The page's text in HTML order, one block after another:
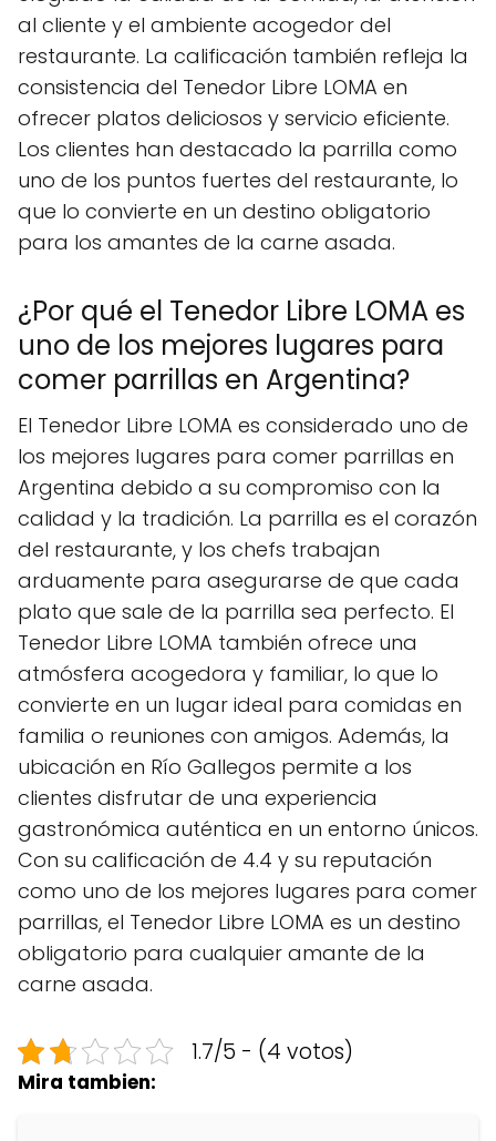
al cliente y el ambiente acogedor del
restaurante. La calificación también refleja la
consistencia del Tenedor Libre LOMA en
ofrecer platos deliciosos y servicio eficiente.
Los clientes han destacado la parrilla como
uno de los puntos fuertes del restaurante, lo
que lo convierte en un destino obligatorio
para los amantes de la carne asada.
¿Por qué el Tenedor Libre LOMA es
uno de los mejores lugares para
comer parrillas en Argentina?
El Tenedor Libre LOMA es considerado uno de
los mejores lugares para comer parrillas en
Argentina debido a su compromiso con la
calidad y la tradición. La parrilla es el corazón
del restaurante, y los chefs trabajan
arduamente para asegurarse de que cada
plato que sale de la parrilla sea perfecto. El
Tenedor Libre LOMA también ofrece una
atmósfera acogedora y familiar, lo que lo
convierte en un lugar ideal para comidas en
familia o reuniones con amigos. Además, la
ubicación en Río Gallegos permite a los
clientes disfrutar de una experiencia
gastronómica auténtica en un entorno únicos.
Con su calificación de 4.4 y su reputación
como uno de los mejores lugares para comer
parrillas, el Tenedor Libre LOMA es un destino
obligatorio para cualquier amante de la
carne asada.
1.7/5 - (4 votos)
Mira tambien: